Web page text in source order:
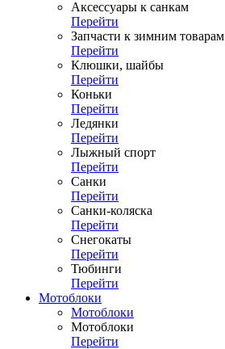
Аксессуары к санкам
Перейти
Запчасти к зимним товарам
Перейти
Клюшки, шайбы
Перейти
Коньки
Перейти
Ледянки
Перейти
Лыжный спорт
Перейти
Санки
Перейти
Санки-коляска
Перейти
Снегокаты
Перейти
Тюбинги
Перейти
Мотоблоки
Мотоблоки
Мотоблоки
Перейти